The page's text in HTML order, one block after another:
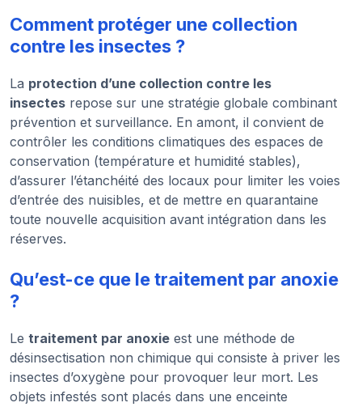
Comment protéger une collection
contre les insectes ?
La protection d’une collection contre les
insectes repose sur une stratégie globale combinant
prévention et surveillance. En amont, il convient de
contrôler les conditions climatiques des espaces de
conservation (température et humidité stables),
d’assurer l’étanchéité des locaux pour limiter les voies
d’entrée des nuisibles, et de mettre en quarantaine
toute nouvelle acquisition avant intégration dans les
réserves.
Qu’est-ce que le traitement par anoxie
?
Le traitement par anoxie est une méthode de
désinsectisation non chimique qui consiste à priver les
insectes d’oxygène pour provoquer leur mort. Les
objets infestés sont placés dans une enceinte